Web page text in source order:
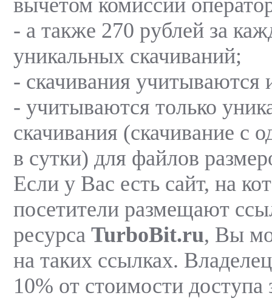
- а также 270 рублей за
уникальных скачиваний;
- скачивания учитываются
- учитываются только
скачивания (скачивание с
в сутки) для файлов
Если у Вас есть сайт, на
посетители размещают
ресурса TurboBit.ru, Вы
на таких ссылках.
10% от стоимости